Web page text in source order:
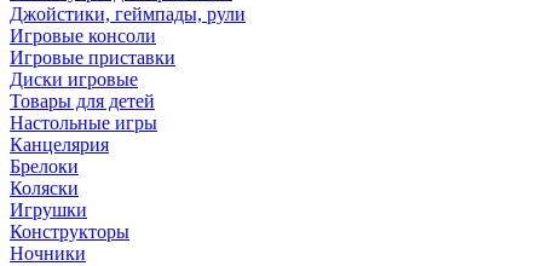
Джойстики, геймпады, рули
Игровые консоли
Игровые приставки
Диски игровые
Товары для детей
Настольные игры
Канцелярия
Брелоки
Коляски
Игрушки
Конструкторы
Ночники